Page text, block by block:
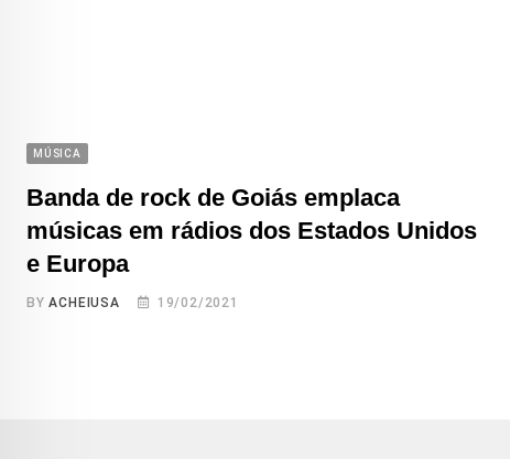
MÚSICA
Banda de rock de Goiás emplaca
músicas em rádios dos Estados Unidos
e Europa
BYACHEIUSA 19/02/2021